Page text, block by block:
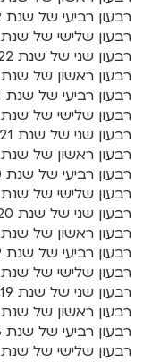
רבעון רביעי של שנת 2022 לא היו העברות כאמור.
רבעון שלישי של שנת 2022 לא היו העברות כאמור.
רבעון שני של שנת 2022 לא היו העברות כאמור.
רבעון ראשון של שנת 2022 לא היו העברות כאמור.
רבעון רביעי של שנת 2021 לא היו העברות כאמור.
רבעון שלישי של שנת 2021 לא היו העברות כאמור.
רבעון שני של שנת 2021 לא היו העברות כאמור.
רבעון ראשון של שנת 2021 לא היו העברות כאמור.
רבעון רביעי של שנת 2020 לא היו העברות כאמור.
רבעון שלישי של שנת 2020 לא היו העברות כאמור.
רבעון שני של שנת 2020 לא היו העברות כאמור.
רבעון ראשון של שנת 2020 לא היו העברות כאמור.
רבעון רביעי של שנת 2019 לא היו העברות כאמור.
רבעון שלישי של שנת 2019 לא היו העברות כאמור.
רבעון שני של שנת 2019 לא היו העברות כאמור.
רבעון ראשון של שנת 2019 לא היו העברות כאמור.
רבעון רביעי של שנת 2018 לא היו העברות כאמור.
רבעון שלישי של שנת 2018 לא היו העברות כאמור.